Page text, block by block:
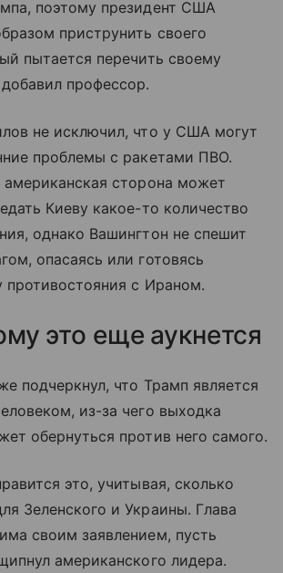
поэтому президент США
приструнить своего
пытается перечить своему
профессор.
не исключил, что у США могут
проблемы с ракетами ПВО.
сторона может
Киеву какое-то количество
однако Вашингтон не спешит
опасаясь или готовясь
противостояния с Ираном.
это еще аукнется
подчеркнул, что Трамп является
из-за чего выходка
обернуться против него самого.
это, учитывая, сколько
Зеленского и Украины. Глава
своим заявлением, пусть
американского лидера.